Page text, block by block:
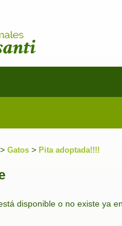
> Gatos > Pita adoptada!!!!
disponible o no existe ya